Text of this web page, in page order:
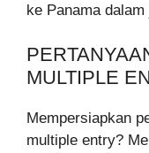
ke Panama
MULTIPLE
Mempersiapkan
multiple entry?